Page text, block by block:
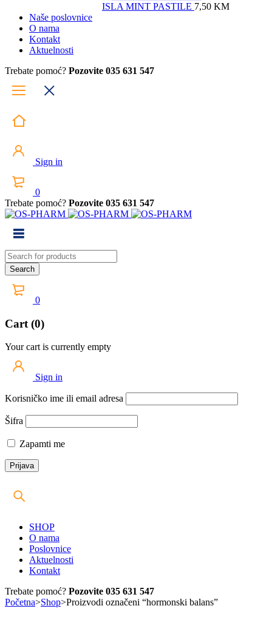
ISLA MINT PASTILE 7,50 KM
Naše poslovnice
O nama
Kontakt
Aktuelnosti
Trebate pomoć? Pozovite 035 631 547
Sign in
0
Trebate pomoć? Pozovite 035 631 547
0
Cart (0)
Your cart is currently empty
Sign in
Korisničko ime ili email adresa
Šifra
Zapamti me
SHOP
O nama
Poslovnice
Aktuelnosti
Kontakt
Trebate pomoć? Pozovite 035 631 547
Početna>Shop>Proizvodi označeni “hormonski balans”